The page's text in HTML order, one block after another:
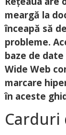
meargă la
înceapă să
probleme.
baze de
Wide Web
marcare
în aceste
Carduri